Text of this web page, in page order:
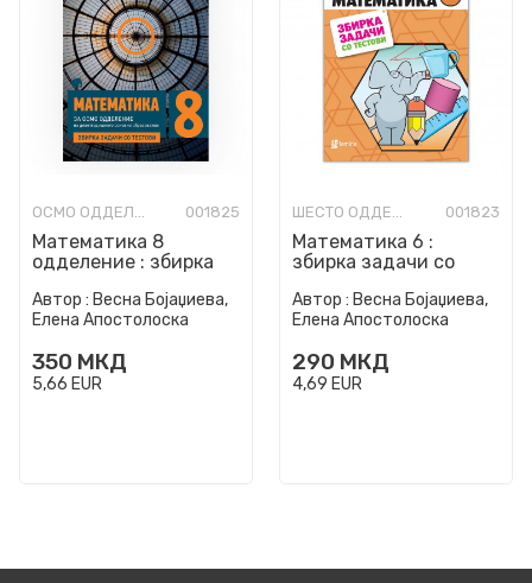
ОСМО ОДДЕЛЕНИЕ 001825
Математика 8
одделение : збирка
8 одделение во
деветгоди...
Автор : Весна Бојаџиева,
Елена Апостолоска
350 МКД
5,66 EUR
ШЕСТО ОДДЕЛЕНИЕ 001823
Математика 6 :
збирка задачи со
националната
програма по мат...
Автор : Весна Бојаџиева,
Елена Апостолоска
290 МКД
4,69 EUR